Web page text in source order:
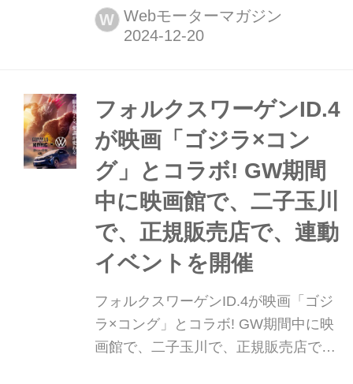
ば、SA(サービスエリア)やPA(パーキ
ングエリア)での食事やおみやげ。今回
W Webモーターマガジン
フォルクスワーゲンID.4
が映画「ゴジラ×コン
グ」とコラボ! GW期間
中に映画館で、二子玉川
で、正規販売店で、連動
イベントを開催
フォルクスワーゲンID.4が映画「ゴジ
ラ×コング」とコラボ! GW期間中に映
画館で、二子玉川で、正規販売店で、